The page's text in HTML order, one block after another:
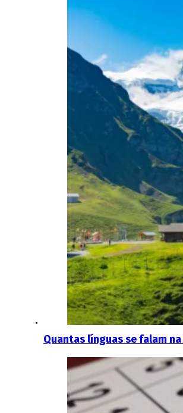
Quantas línguas se falam na